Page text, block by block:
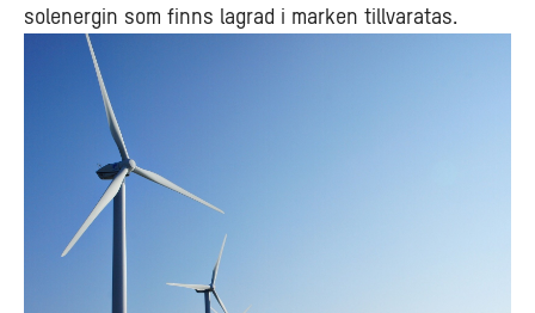
solenergin som finns lagrad i marken tillvaratas.